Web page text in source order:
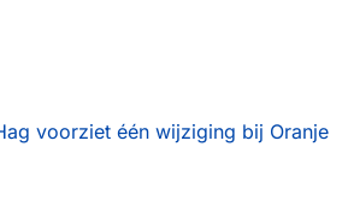
voorziet één wijziging bij Oranje